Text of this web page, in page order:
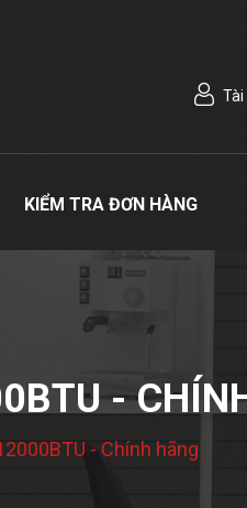
Tài
KIỂM TRA ĐƠN HÀNG
-
- Chính hãng